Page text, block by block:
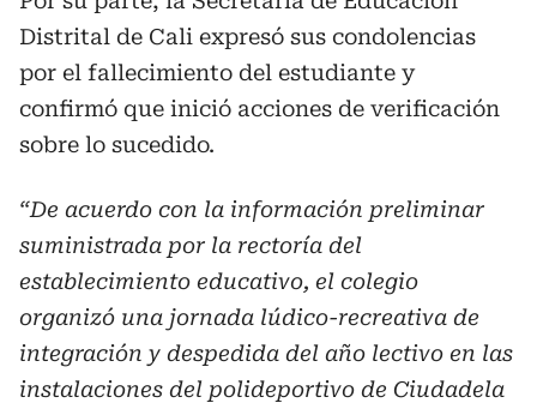
Distrital de Cali expresó sus condolencias
por el fallecimiento del estudiante y
confirmó que inició acciones de verificación
sobre lo sucedido.
“De acuerdo con la información preliminar
suministrada por la rectoría del
establecimiento educativo, el colegio
organizó una jornada lúdico-recreativa de
integración y despedida del año lectivo en las
instalaciones del polideportivo de Ciudadela